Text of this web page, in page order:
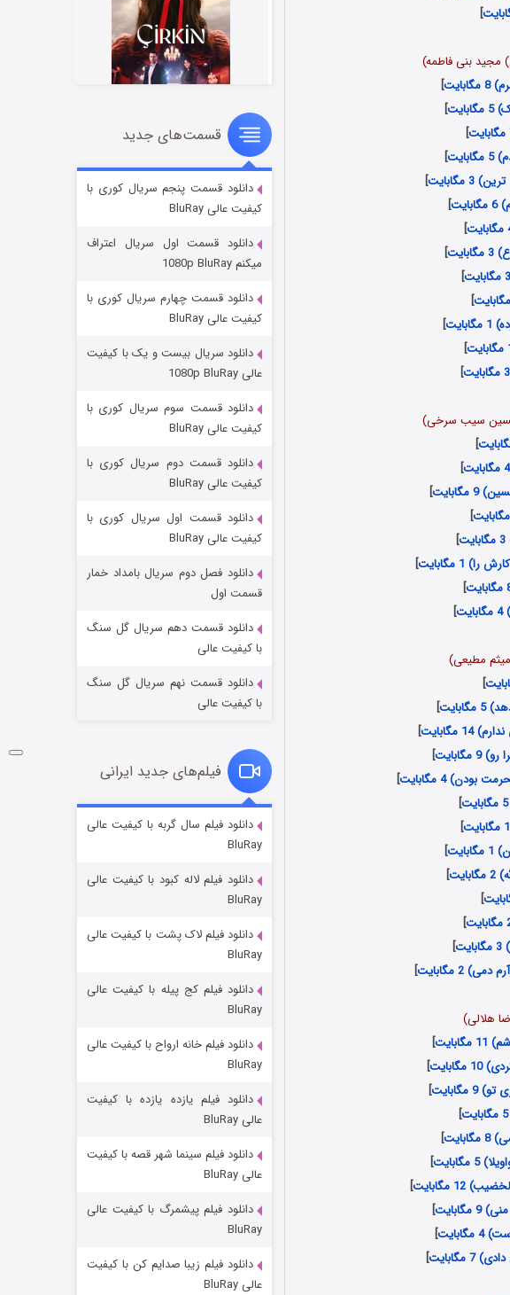
]
]
]
]
]
]
]
]
]
]
]
]
]
]
]
]
]
]
]
مگابایت
]
]
]
]
]
]
]
4 مگابایت
]
]
]
]
]
]
]
]
مگابایت
]
]
]
]
]
]
]
مگابایت
]
]
]
]
سریال زشت
قسمت۲ (زیرنویس) منتشر شد
مردگان متحرک: شهر مرده ۳
شکست استوارت در نجات جهان
قسمت ۷ (زیرنویس) منتشر شد
شوگر فصل ۲
قسمت
خاندان اژدها فصل ۳
جادوگری در مغولستان
قسمت‌های جدید
دانلود قسمت پنجم سریال کوری با
کیفیت عالی BluRay
دانلود قسمت اول سریال اعتراف
میکنم 1080p BluRay
دانلود قسمت چهارم سریال کوری با
کیفیت عالی BluRay
دانلود سریال بیست و یک با کیفیت
عالی 1080p BluRay
دانلود قسمت سوم سریال کوری با
کیفیت عالی BluRay
دانلود قسمت دوم سریال کوری با
کیفیت عالی BluRay
دانلود قسمت اول سریال کوری با
کیفیت عالی BluRay
دانلود فصل دوم سریال بامداد خمار
قسمت اول
دانلود قسمت دهم سریال گل سنگ
با کیفیت عالی
دانلود قسمت نهم سریال گل سنگ
با کیفیت عالی
فیلم‌های جدید ایرانی
دانلود فیلم سال گربه با کیفیت عالی
BluRay
دانلود فیلم لاله کبود با کیفیت عالی
BluRay
دانلود فیلم لاک پشت با کیفیت عالی
BluRay
دانلود فیلم کج‌ پیله با کیفیت عالی
BluRay
دانلود فیلم خانه ارواح با کیفیت عالی
BluRay
دانلود فیلم یازده یازده با کیفیت
عالی BluRay
دانلود فیلم سینما شهر قصه با کیفیت
عالی BluRay
دانلود فیلم پیشمرگ با کیفیت عالی
BluRay
دانلود فیلم زیبا صدایم کن با کیفیت
عالی BluRay